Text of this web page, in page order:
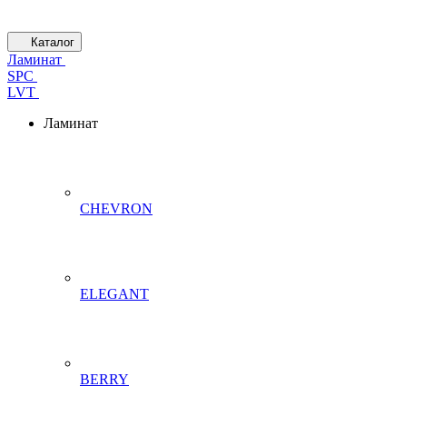
Каталог
Ламинат
SPC
LVT
Ламинат
CHEVRON
ELEGANT
BERRY